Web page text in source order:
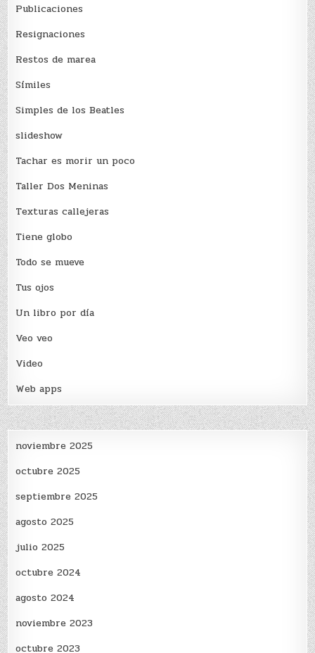
Publicaciones
Resignaciones
Restos de marea
Sí­miles
Simples de los Beatles
slideshow
Tachar es morir un poco
Taller Dos Meninas
Texturas callejeras
Tiene globo
Todo se mueve
Tus ojos
Un libro por día
Veo veo
Video
Web apps
noviembre 2025
octubre 2025
septiembre 2025
agosto 2025
julio 2025
octubre 2024
agosto 2024
noviembre 2023
octubre 2023